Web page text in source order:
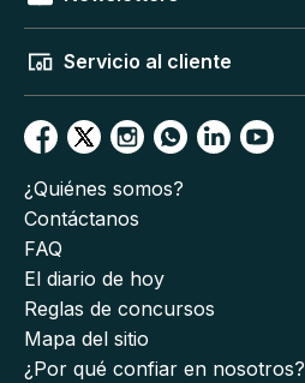
Servicio al cliente
¿Quiénes somos?
Contáctanos
FAQ
El diario de hoy
Reglas de concursos
Mapa del sitio
¿Por qué confiar en nosotros?